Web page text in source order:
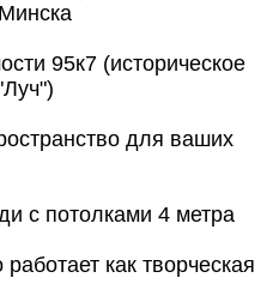
95к7 (историческое
для ваших
с потолками 4 метра
как творческая